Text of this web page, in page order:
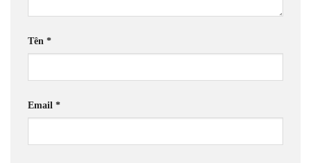
Tên *
Email *